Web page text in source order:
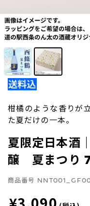
柑橘のような香りが
た夏だけの一本。
夏限定日本酒
醸 夏まつり
商品番号